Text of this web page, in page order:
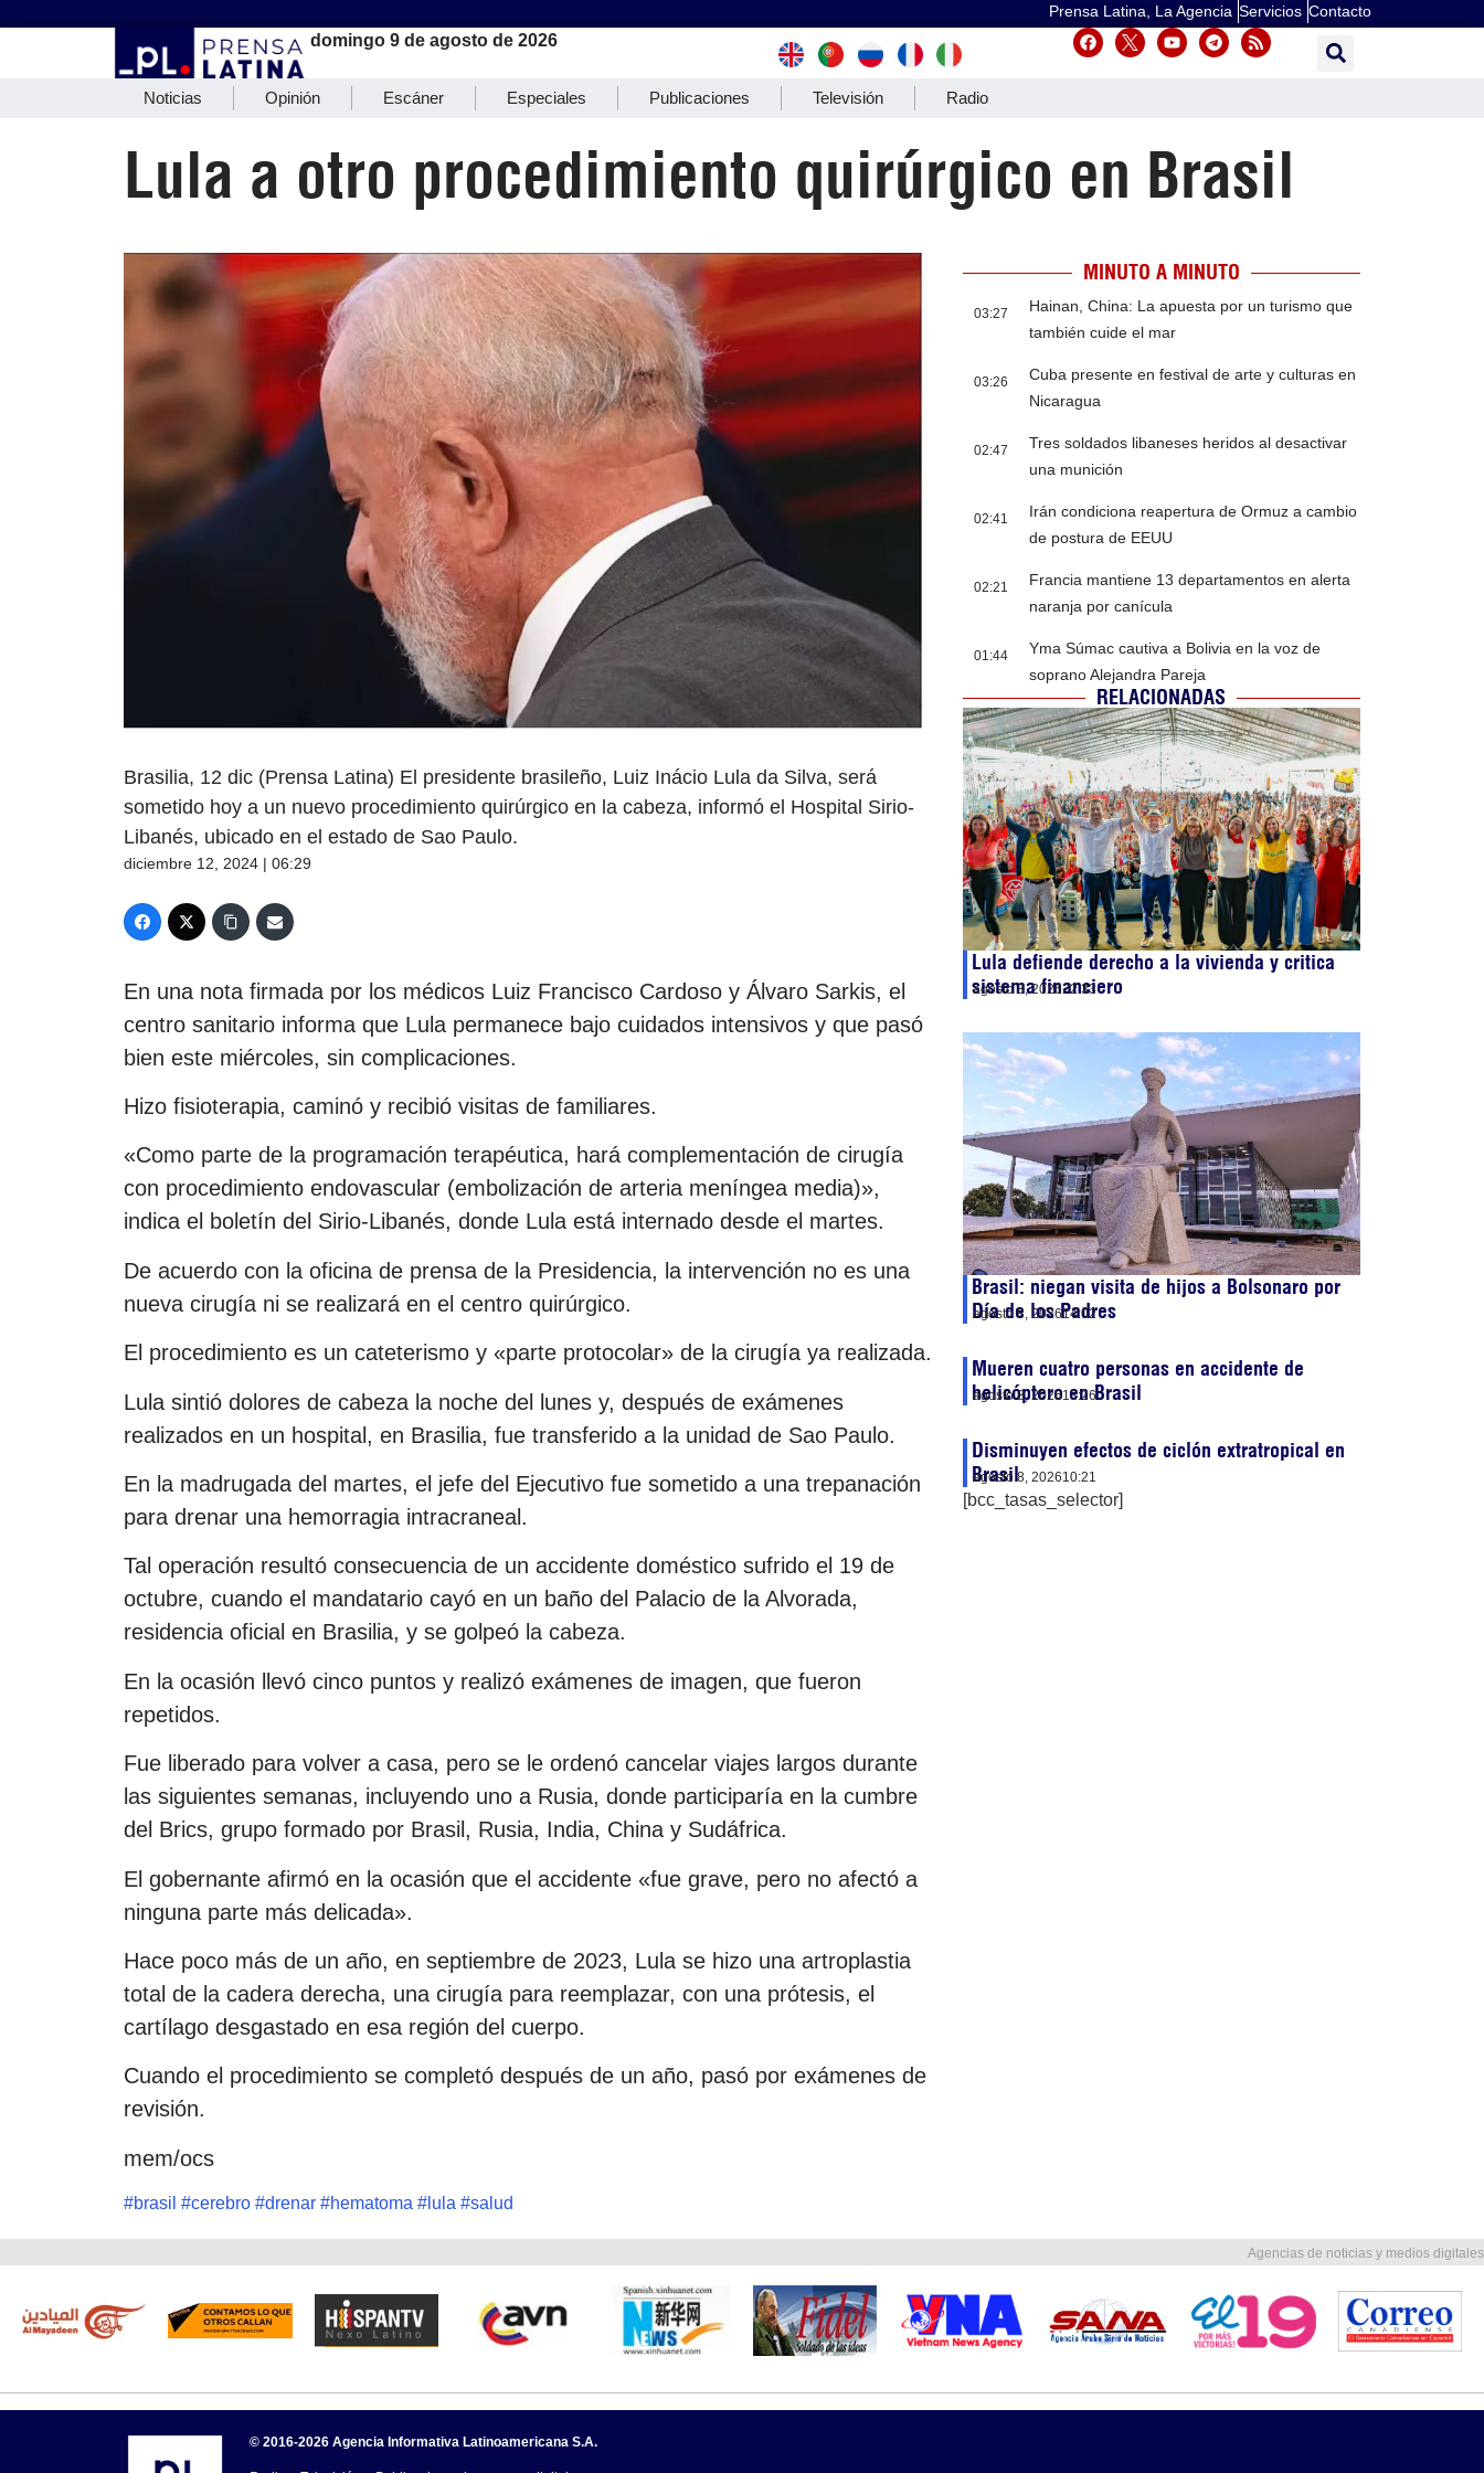
Prensa Latina, La Agencia Servicios Contacto
domingo 9 de agosto de 2026
Noticias Opinión Escáner Especiales Publicaciones Televisión Radio
Lula a otro procedimiento quirúrgico en Brasil
Brasilia, 12 dic (Prensa Latina) El presidente brasileño, Luiz Inácio Lula da Silva, será
sometido hoy a un nuevo procedimiento quirúrgico en la cabeza, informó el Hospital Sirio-
Libanés, ubicado en el estado de Sao Paulo.
diciembre 12, 2024 | 06:29
En una nota firmada por los médicos Luiz Francisco Cardoso y Álvaro Sarkis, el
centro sanitario informa que Lula permanece bajo cuidados intensivos y que pasó
bien este miércoles, sin complicaciones.
Hizo fisioterapia, caminó y recibió visitas de familiares.
«Como parte de la programación terapéutica, hará complementación de cirugía
con procedimiento endovascular (embolización de arteria meníngea media)»,
indica el boletín del Sirio-Libanés, donde Lula está internado desde el martes.
De acuerdo con la oficina de prensa de la Presidencia, la intervención no es una
nueva cirugía ni se realizará en el centro quirúrgico.
El procedimiento es un cateterismo y «parte protocolar» de la cirugía ya realizada.
Lula sintió dolores de cabeza la noche del lunes y, después de exámenes
realizados en un hospital, en Brasilia, fue transferido a la unidad de Sao Paulo.
En la madrugada del martes, el jefe del Ejecutivo fue sometido a una trepanación
para drenar una hemorragia intracraneal.
Tal operación resultó consecuencia de un accidente doméstico sufrido el 19 de
octubre, cuando el mandatario cayó en un baño del Palacio de la Alvorada,
residencia oficial en Brasilia, y se golpeó la cabeza.
En la ocasión llevó cinco puntos y realizó exámenes de imagen, que fueron
repetidos.
Fue liberado para volver a casa, pero se le ordenó cancelar viajes largos durante
las siguientes semanas, incluyendo uno a Rusia, donde participaría en la cumbre
del Brics, grupo formado por Brasil, Rusia, India, China y Sudáfrica.
El gobernante afirmó en la ocasión que el accidente «fue grave, pero no afectó a
ninguna parte más delicada».
Hace poco más de un año, en septiembre de 2023, Lula se hizo una artroplastia
total de la cadera derecha, una cirugía para reemplazar, con una prótesis, el
cartílago desgastado en esa región del cuerpo.
Cuando el procedimiento se completó después de un año, pasó por exámenes de
revisión.
mem/ocs
#brasil #cerebro #drenar #hematoma # lula #salud
MINUTO A MINUTO
03:27
Hainan, China: La apuesta por un turismo que
también cuide el mar
03:26
Cuba presente en festival de arte y culturas en
Nicaragua
02:47
Tres soldados libaneses heridos al desactivar
una munición
02:41
Irán condiciona reapertura de Ormuz a cambio
de postura de EEUU
02:21
Francia mantiene 13 departamentos en alerta
naranja por canícula
01:44
Yma Súmac cautiva a Bolivia en la voz de
soprano Alejandra Pareja
RELACIONADAS
Lula defiende derecho a la vivienda y critica
sistema financiero
agosto 8, 202622:33
Brasil: niegan visita de hijos a Bolsonaro por
Día de los Padres
agosto 8, 202614:02
Mueren cuatro personas en accidente de
helicóptero en Brasil
agosto 8, 202613:26
Disminuyen efectos de ciclón extratropical en
Brasil
agosto 8, 202610:21
[bcc_tasas_selector]
Agencias de noticias y medios digitales
© 2016-2026 Agencia Informativa Latinoamericana S.A.